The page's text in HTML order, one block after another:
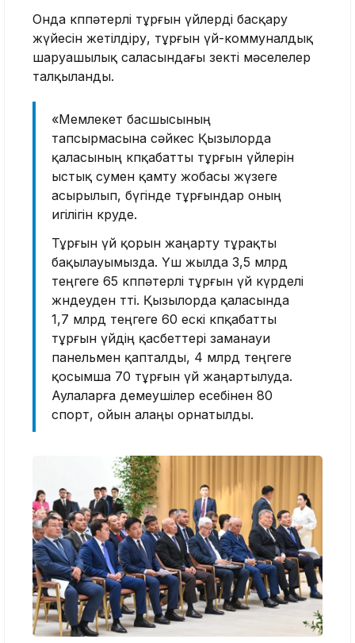
Онда көппәтерлі тұрғын үйлерді басқару
жүйесін жетілдіру, тұрғын үй-коммуналдық
шаруашылық саласындағы өзекті мәселелер
талқыланды.
«Мемлекет басшысының
тапсырмасына сәйкес Қызылорда
қаласының көпқабатты тұрғын үйлерін
ыстық сумен қамту жобасы жүзеге
асырылып, бүгінде тұрғындар оның
игілігін көруде.
Тұрғын үй қорын жаңарту тұрақты
бақылауымызда. Үш жылда 3,5 млрд
теңгеге 65 көппәтерлі тұрғын үй күрделі
жөндеуден өтті. Қызылорда қаласында
1,7 млрд теңгеге 60 ескі көпқабатты
тұрғын үйдің қасбеттері заманауи
панельмен қапталды, 4 млрд теңгеге
қосымша 70 тұрғын үй жаңартылуда.
Аулаларға демеушілер есебінен 80
спорт, ойын алаңы орнатылды.